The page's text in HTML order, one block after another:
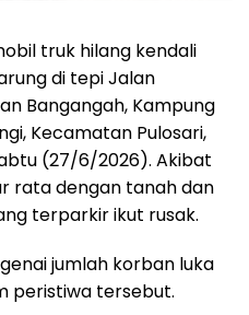
truk hilang kendali
di tepi Jalan
Bangangah, Kampung
Kecamatan Pulosari,
(27/6/2026). Akibat
rata dengan tanah dan
terparkir ikut rusak.
jumlah korban luka
peristiwa tersebut.